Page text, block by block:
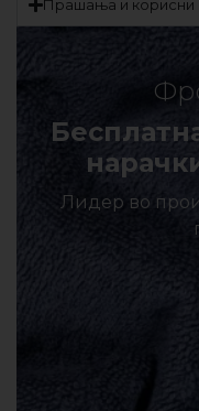
Прашања и корисни
Лидер во